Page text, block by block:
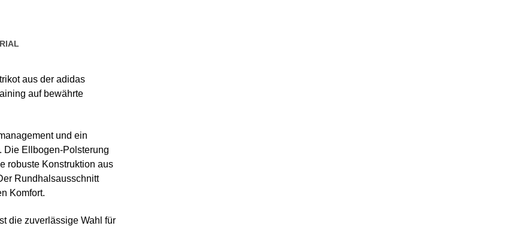
aus der adidas
auf bewährte
und ein
Die Ellbogen-Polsterung
robuste Konstruktion aus
Rundhalsausschnitt
Komfort.
die zuverlässige Wahl für